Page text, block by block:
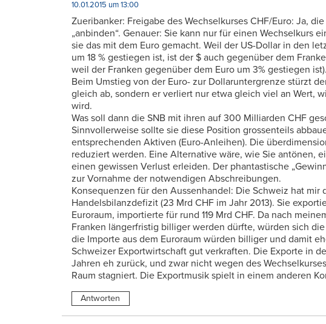
10.01.2015 um 13:00
Zueribanker: Freigabe des Wechselkurses CHF/Euro: Ja,
„anbinden“. Genauer: Sie kann nur für einen Wechselkurs
sie das mit dem Euro gemacht. Weil der US-Dollar in den
um 18 % gestiegen ist, ist der $ auch gegenüber dem
weil der Franken gegenüber dem Euro um 3% gestiegen ist).
Beim Umstieg von der Euro- zur Dollaruntergrenze stürzt
gleich ab, sondern er verliert nur etwa gleich viel an Wert,
wird.
Was soll dann die SNB mit ihren auf 300 Milliarden CHF
Sinnvollerweise sollte sie diese Position grossenteils
entsprechenden Aktiven (Euro-Anleihen). Die
reduziert werden. Eine Alternative wäre, wie Sie antönen,
einen gewissen Verlust erleiden. Der phantastische
zur Vornahme der notwendigen Abschreibungen.
Konsequenzen für den Aussenhandel: Die Schweiz hat mir
Handelsbilanzdefizit (23 Mrd CHF im Jahr 2013). Sie
Euroraum, importierte für rund 119 Mrd CHF. Da nach
Franken längerfristig billiger werden dürfte, würden sich
die Importe aus dem Euroraum würden billiger und damit
Schweizer Exportwirtschaft gut verkraften. Die Exporte in
Jahren eh zurück, und zwar nicht wegen des
Raum stagniert. Die Exportmusik spielt in einem anderen
Antworten